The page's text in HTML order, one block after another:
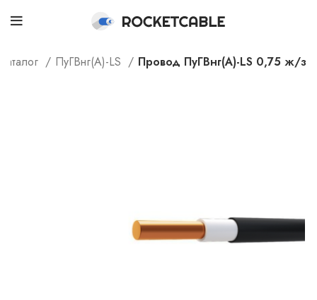
Каталог ПуГВнг(А)-LS Провод ПуГВнг(А)-LS 0,75 ж/з